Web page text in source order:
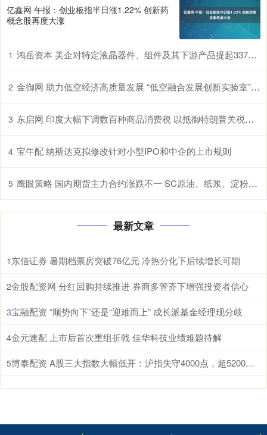
亿鑫网 午报：创业板指半日涨1.22% 创新药
概念股再度大涨
1 鸿岳资本 美企对特定液晶器件、组件及其下游产品提起337调查申请，多家中企为列名被告
2 金御网 助力低空经济高质量发展 “低空融合发展创新实验室”在鄂揭牌
3 东启网 印度大幅下调数百种商品消费税 以抵御特朗普关税冲击
4 宝牛配 纳斯达克拟修改针对小型IPO和中企的上市规则
5 鹰眼策略 国内期货主力合约涨跌不一 SC原油、纸浆、淀粉、原木、棉花涨超1%
最新文章
1 东信证券 暑期档票房突破76亿元 冷热分化下后续增长可期
2金股配资网 分红回购持续推进 券商多管齐下增强投资者信心
3宝融配资 “顺势向下”还是“迎难而上” 成长派基金经理现分歧
4金元速配 上市后首次重组折戟 佳华科技业绩难题待解
5 博泰配资 A股三大指数大幅低开：沪指失守4000点，超5200股飘绿